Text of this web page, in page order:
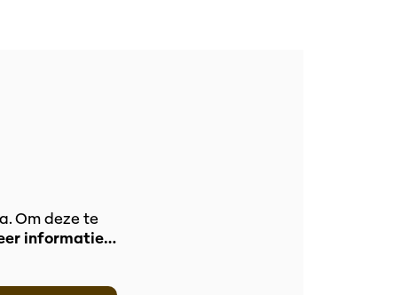
Om deze te
informatie…